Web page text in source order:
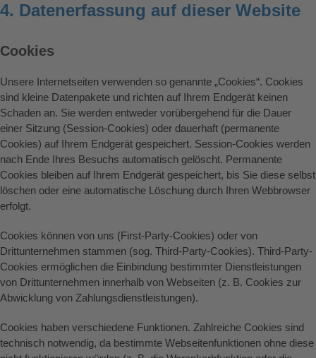
4. Datenerfassung auf dieser Website
Cookies
Unsere Internetseiten verwenden so genannte „Cookies“. Cookies
sind kleine Datenpakete und richten auf Ihrem Endgerät keinen
Schaden an. Sie werden entweder vorübergehend für die Dauer
einer Sitzung (Session-Cookies) oder dauerhaft (permanente
Cookies) auf Ihrem Endgerät gespeichert. Session-Cookies werden
nach Ende Ihres Besuchs automatisch gelöscht. Permanente
Cookies bleiben auf Ihrem Endgerät gespeichert, bis Sie diese selbst
löschen oder eine automatische Löschung durch Ihren Webbrowser
erfolgt.
Cookies können von uns (First-Party-Cookies) oder von
Drittunternehmen stammen (sog. Third-Party-Cookies). Third-Party-
Cookies ermöglichen die Einbindung bestimmter Dienstleistungen
von Drittunternehmen innerhalb von Webseiten (z. B. Cookies zur
Abwicklung von Zahlungsdienstleistungen).
Cookies haben verschiedene Funktionen. Zahlreiche Cookies sind
technisch notwendig, da bestimmte Webseitenfunktionen ohne diese